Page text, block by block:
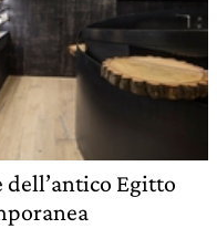
dell’antico Egitto